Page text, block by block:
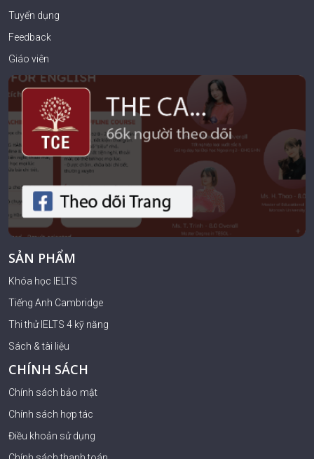
Tuyển dụng
Feedback
Giáo viên
SẢN PHẨM
Khóa học IELTS
Tiếng Anh Cambridge
Thi thử IELTS 4 kỹ năng
Sách & tài liệu
CHÍNH SÁCH
Chính sách bảo mật
Chính sách hợp tác
Điều khoản sử dụng